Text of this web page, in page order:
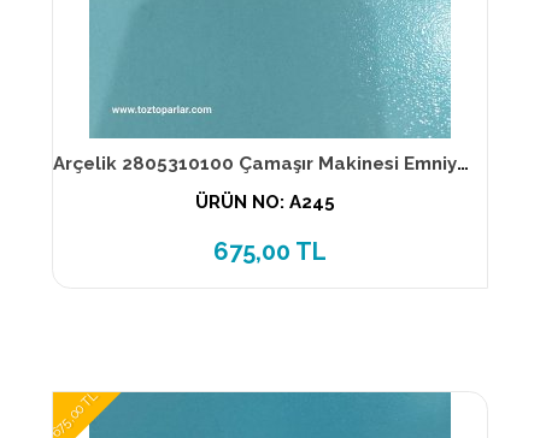
Arçelik 2805310100 Çamaşır Makinesi Emniyet kilidi
ÜRÜN NO: A245
675,00 TL
675,00 TL